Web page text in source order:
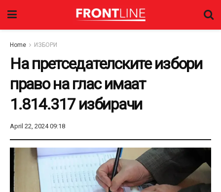
Home ИЗБОРИ
На претседателските избори
право на глас имаат
1.814.317 избирачи
April 22, 2024 09:18